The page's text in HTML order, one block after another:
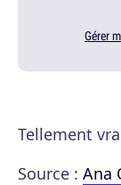
Gérer
Tellement
Source : Ana